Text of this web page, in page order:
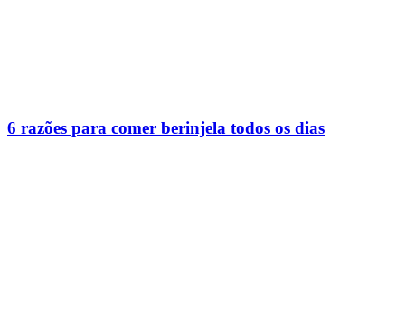
6 razões para comer berinjela todos os dias